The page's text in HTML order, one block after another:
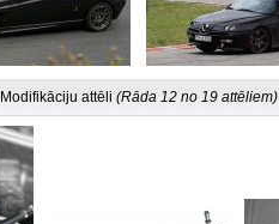
Modifikāciju attēli (Rāda 12 no 19 attēliem)